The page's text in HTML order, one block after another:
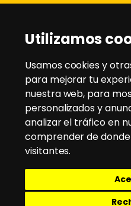
Utilizamos
Usamos cookies y
para mejorar tu
nuestra web, para
personalizados y
analizar el tráfico en
comprender de
visitantes.
C/ Rio Jarama, 21
Tlfno:91 604 95 35/91 604
Email:disanz@disanz.es
Aviso Legal
Política de envío y